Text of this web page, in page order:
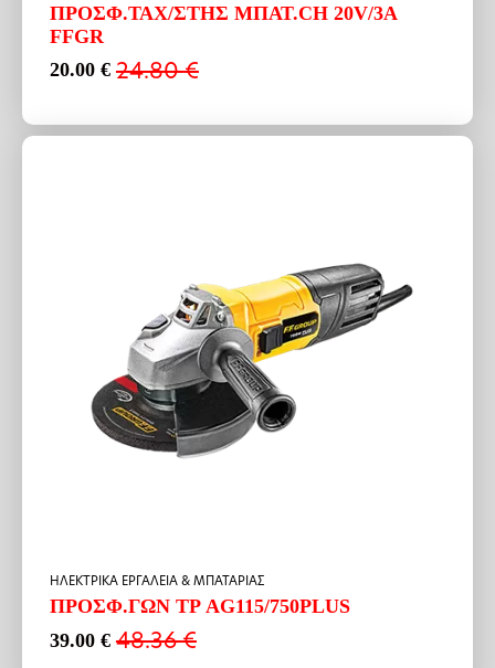
ΠΡΟΣΦ.ΤΑΧ/ΣΤΗΣ ΜΠΑΤ.CH 20V/3A
FFGR
24.80€
Original
24.80 €.
20.00 €
Η
είναι:
HΛΕΚΤΡΙΚΑ ΕΡΓΑΛΕΙΑ & ΜΠΑΤΑΡΙΑΣ
ΠΡΟΣΦ.ΓΩΝ ΤΡ AG115/750PLUS
48.36€
Original
39.00 €
Η